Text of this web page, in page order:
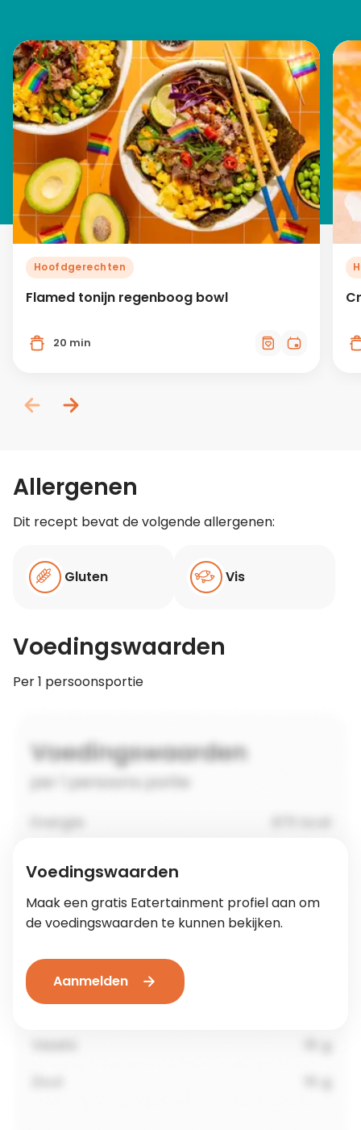
Hoofdgerechten
Flamed tonijn regenboog bowl
20 min
Allergenen
Dit recept bevat de volgende allergenen:
Gluten Vis
Voedingswaarden
Per 1 persoonsportie
Voedingswaarden
Maak een gratis Eatertainment profiel aan om
de voedingswaarden te kunnen bekijken.
Aanmelden